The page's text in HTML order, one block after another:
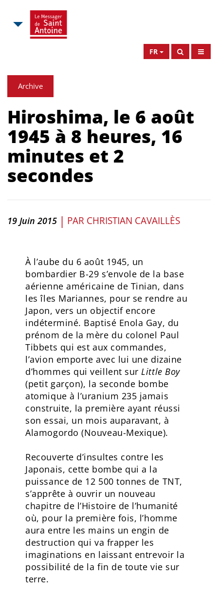
FR
Archive
Hiroshima, le 6 août
1945 à 8 heures, 16
minutes et 2
secondes
19 Juin 2015 | PAR CHRISTIAN CAVAILLÈS
À l’aube du 6 août 1945, un
bombardier B-29 s’envole de la base
aérienne américaine de Tinian, dans
les îles Mariannes, pour se rendre au
Japon, vers un objectif encore
indéterminé. Baptisé Enola Gay, du
prénom de la mère du colonel Paul
Tibbets qui est aux commandes,
l’avion emporte avec lui une dizaine
d’hommes qui veillent surLittle Boy
(petit garçon), la seconde bombe
atomique à l’uranium 235 jamais
construite, la première ayant réussi
son essai, un mois auparavant, à
Alamogordo (Nouveau-Mexique).
Recouverte d’insultes contre les
Japonais, cette bombe qui a la
puissance de 12 500 tonnes de TNT,
s’apprête à ouvrir un nouveau
chapitre de l’Histoire de l’humanité
où, pour la première fois, l’homme
aura entre les mains un engin de
destruction qui va frapper les
imaginations en laissant entrevoir la
possibilité de la fin de toute vie sur
terre.